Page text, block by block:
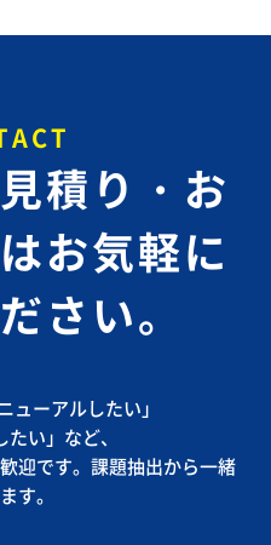
積り・お
お気軽に
さい。
ューアルしたい」
たい」など、
迎です。課題抽出から一緒
す。